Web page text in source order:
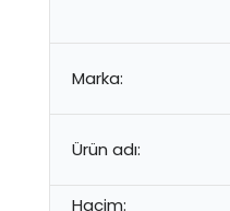
Marka:
Ürün adı:
Hacim: